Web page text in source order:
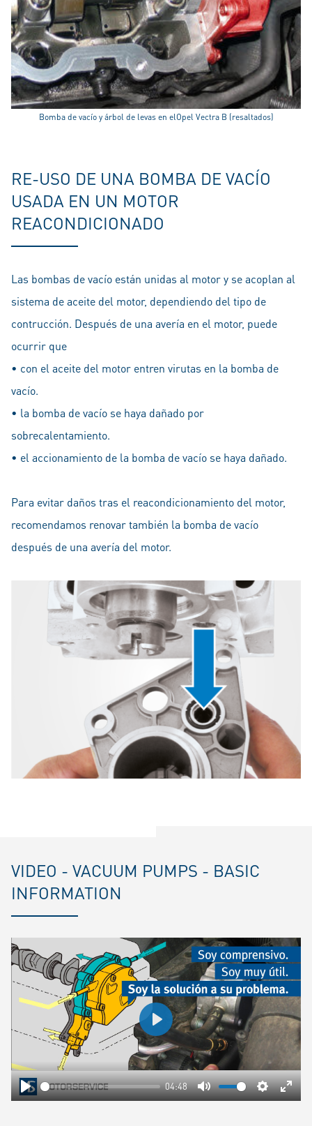
Bomba de vacío y árbol de levas en elOpel Vectra B (resaltados)
RE-USO DE UNA BOMBA DE VACÍO
USADA EN UN MOTOR
REACONDICIONADO
Las bombas de vacío están unidas al motor y se acoplan al
sistema de aceite del motor, dependiendo del tipo de
contrucción. Después de una avería en el motor, puede
ocurrir que
• con el aceite del motor entren virutas en la bomba de
vacío.
• la bomba de vacío se haya dañado por
sobrecalentamiento.
• el accionamiento de la bomba de vacío se haya dañado.
Para evitar daños tras el reacondicionamiento del motor,
recomendamos renovar también la bomba de vacío
después de una avería del motor.
VIDEO - VACUUM PUMPS - BASIC
INFORMATION
Play
04:48
Mute Settings
Play